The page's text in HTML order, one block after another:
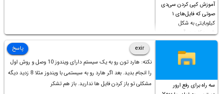
آموزش کپی کردن سی‌دی
صوتی که فایل‌های ۱
کیلوبایتی به شکل
شورت‌کات در آن موجود
است!
سه راه برای رفع ارور
exir
نکته: هارد تون رو به یک سیستم دارای ویندوز 10 وصل و روش اول
را انجام بدید. بعد اگر هارد رو به سیستمی با ویندوز مثلا 8 زدید دیگه
مشکلی تو باز کردن فایل ها ندارید. باز هم تشکر
پاسخ